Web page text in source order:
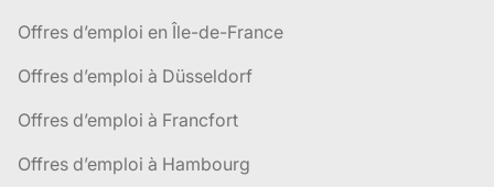
Offres d’emploi en Île-de-France
Offres d’emploi à Düsseldorf
Offres d’emploi à Francfort
Offres d’emploi à Hambourg